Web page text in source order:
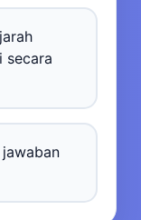
secara